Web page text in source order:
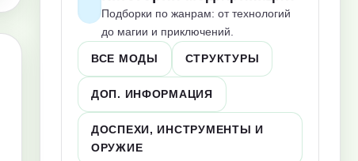
Подборки по жанрам: от технологий
до магии и приключений.
ВСЕ МОДЫ СТРУКТУРЫ
ДОП. ИНФОРМАЦИЯ
ДОСПЕХИ, ИНСТРУМЕНТЫ И
ОРУЖИЕ